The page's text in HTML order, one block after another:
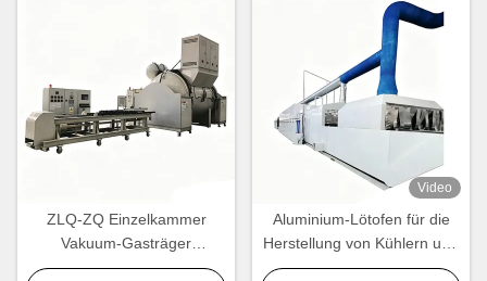
ZLQ-ZQ Einzelkammer
Vakuum-Gasträger
Aluminium-Lautöfen
Video
Aluminium-Lötofen für die
Herstellung von Kühlern und
Wärmetauschern